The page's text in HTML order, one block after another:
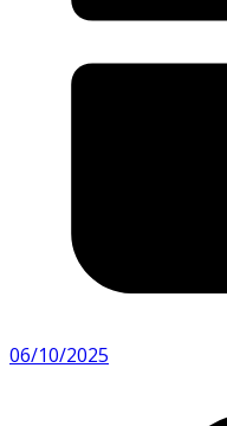
06/10/2025